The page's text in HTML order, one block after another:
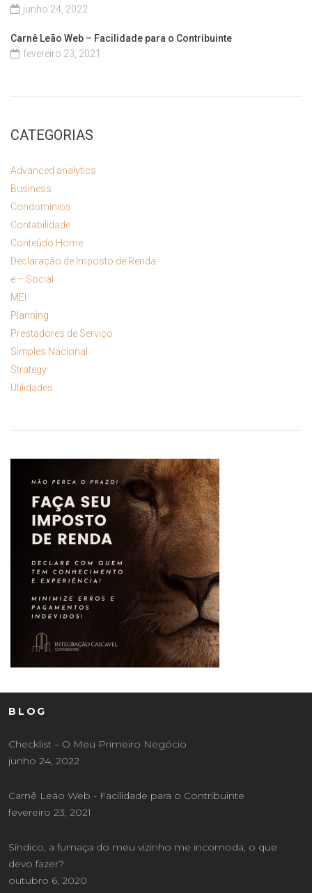
junho 24, 2022
Carnê Leão Web – Facilidade para o Contribuinte
fevereiro 23, 2021
CATEGORIAS
Advanced analytics
Business
Condomínios
Contabilidade
Conteúdo Home
Declaração de Imposto de Renda
e – Social
MEI
Planning
Prestadores de Serviço
Simples Nacional
Strategy
Utilidades
BLOG
Checklist – O Meu Primeiro Negócio
junho 24, 2022
Carnê Leão Web - Facilidade para o Contribuinte
fevereiro 23, 2021
Síndico, a fumaça do meu vizinho me incomoda, o que
devo fazer?
outubro 6, 2020